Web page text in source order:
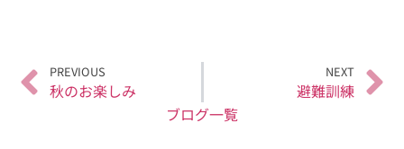
PREVIOUS
秋のお楽しみ
NEXT
避難訓練
ブログ一覧